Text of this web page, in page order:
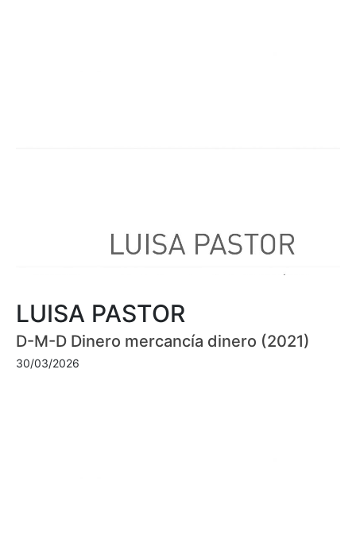
LUISA PASTOR
D-M-D Dinero mercancía dinero (2021)
30/03/2026